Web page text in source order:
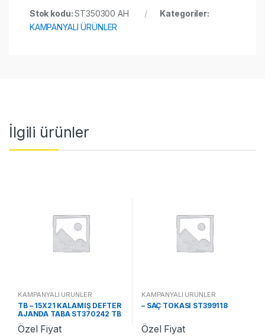
Stok kodu:ST350300 AH
Kategoriler:
KAMPANYALI ÜRÜNLER
İlgili ürünler
KAMPANYALI ÜRÜNLER
TB – 15X21 KALAMIŞ DEFTER
AJANDA TABA ST370242 TB
Özel Fiyat
KAMPANYALI ÜRÜNLER
– SAÇ TOKASI ST399118
Özel Fiyat